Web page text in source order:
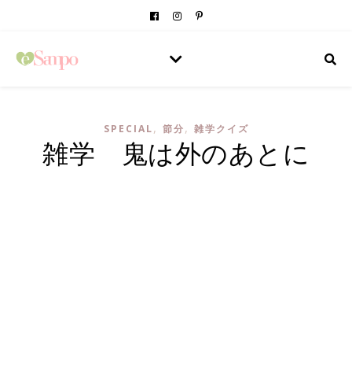
SPECIAL, 節分, 雑学クイズ
雑学 鬼は外のあとに